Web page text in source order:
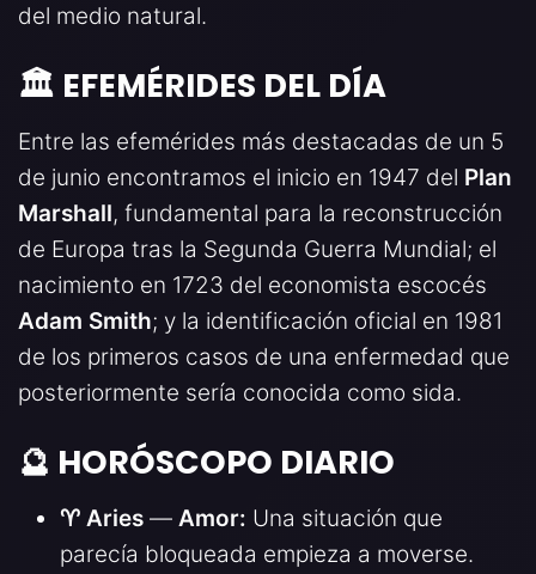
del medio natural.
🏛️ EFEMÉRIDES DEL DÍA
Entre las efemérides más destacadas de un 5
de junio encontramos el inicio en 1947 del Plan
Marshall, fundamental para la reconstrucción
de Europa tras la Segunda Guerra Mundial; el
nacimiento en 1723 del economista escocés
Adam Smith; y la identificación oficial en 1981
de los primeros casos de una enfermedad que
posteriormente sería conocida como sida.
🔮 HORÓSCOPO DIARIO
♈ Aries — Amor: Una situación que
parecía bloqueada empieza a moverse.